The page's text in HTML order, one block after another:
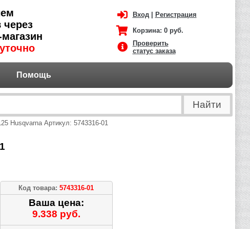
через
Вход| Регистрация
Корзина: 0 руб.
Проверить
статус заказа
Помощь
Husqvarna Артикул: 5743316-01
Код товара: 5743316-01
Ваша цена:
9.338 руб.